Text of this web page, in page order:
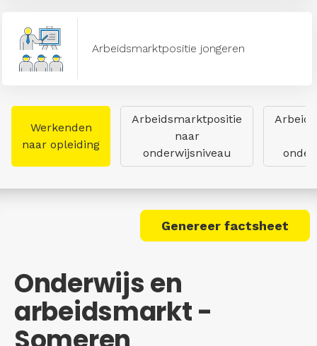
Arbeidsmarktpositie jongeren
Werkenden
naar opleiding
Arbeidsmarktpositie
naar
onderwijsniveau
Genereer factsheet
Onderwijs en
arbeidsmarkt -